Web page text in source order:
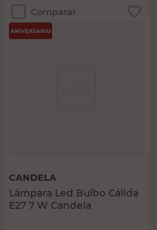
Comparar
CANDELA
Lámpara Led Bulbo Cálida
E27 7 W Candela